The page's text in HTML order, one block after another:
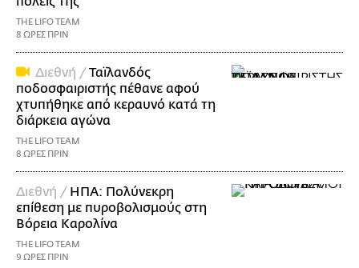
THE LIFO TEAM
8 ΩΡΕΣ ΠΡΙΝ
Διεθνή /Ταϊλανδός
ποδοσφαιριστής πέθανε αφού
χτυπήθηκε από κεραυνό κατά τη
διάρκεια αγώνα
THE LIFO TEAM
8 ΩΡΕΣ ΠΡΙΝ
Διεθνή / ΗΠΑ: Πολύνεκρη
επίθεση με πυροβολισμούς στη
Βόρεια Καρολίνα
THE LIFO TEAM
9 ΩΡΕΣ ΠΡΙΝ